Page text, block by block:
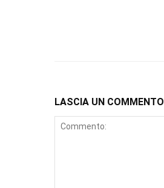
LASCIA UN COMMENTO